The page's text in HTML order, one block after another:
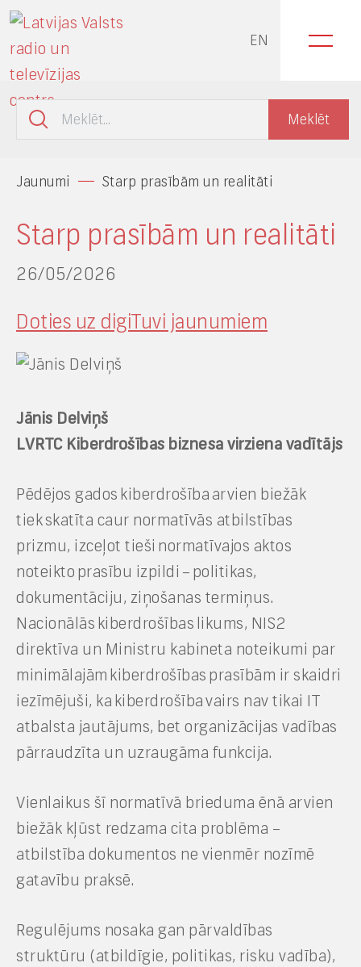
EN
Jaunumi Starp prasībām un realitāti
Starp prasībām un realitāti
26/05/2026
Doties uz digiTuvi jaunumiem
Jānis Delviņš
LVRTC Kiberdrošības biznesa virziena vadītājs
Pēdējos gados kiberdrošība arvien biežāk
tiekskatīta caur normatīvās atbilstības
prizmu, izceļot tieši normatīvajos aktos
noteikto prasību izpildi – politikas,
dokumentāciju, ziņošanas termiņus.
Nacionālās kiberdrošības likums, NIS2
direktīva un Ministru kabineta noteikumi par
minimālajām kiberdrošības prasībām ir skaidri
iezīmējuši, ka kiberdrošībavairs nav tikai IT
atbalsta jautājums, bet organizācijas vadības
pārraudzīta un uzraugāma funkcija.
Vienlaikus šī normatīvā brieduma ēnā arvien
biežāk kļūst redzama cita problēma –
atbilstība dokumentos ne vienmēr nozīmē
gatavību praksē.
Regulējums nosaka gan pārvaldības
struktūru (atbildīgie, politikas, risku vadība),